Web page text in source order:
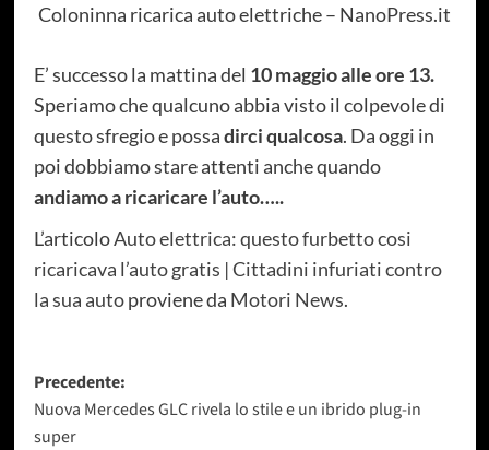
Coloninna ricarica auto elettriche – NanoPress.it
E’ successo la mattina del 10 maggio alle ore 13.
Speriamo che qualcuno abbia visto il colpevole di
questo sfregio e possadirci qualcosa. Da oggi in
poi dobbiamo stare attenti anche quando
andiamo a ricaricare l’auto…..
L’articoloAuto elettrica: questo furbetto cosi
ricaricava l’auto gratis | Cittadini infuriati contro
la sua autoproviene da Motori News.
Navigazione
articolo
Precedente:
Nuova Mercedes GLC rivela lo stile e un ibrido plug-in
super